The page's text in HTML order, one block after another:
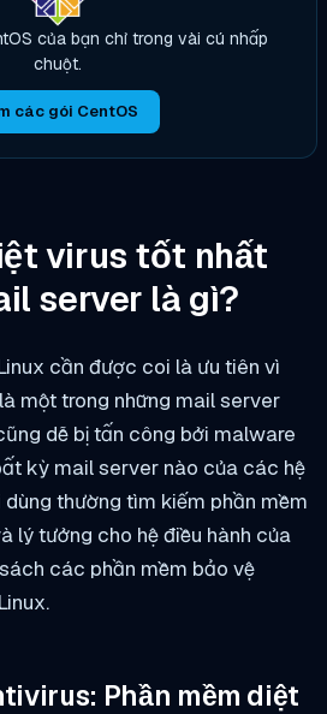
của bạn chỉ trong vài cú nhấp
chuột.
các gói CentOS
virus tốt nhất
server là gì?
cần được coi là ưu tiên vì
một trong những mail server
dễ bị tấn công bởi malware
kỳ mail server nào của các hệ
thường tìm kiếm phần mềm
lý tưởng cho hệ điều hành của
các phần mềm bảo vệ
Phần mềm diệt